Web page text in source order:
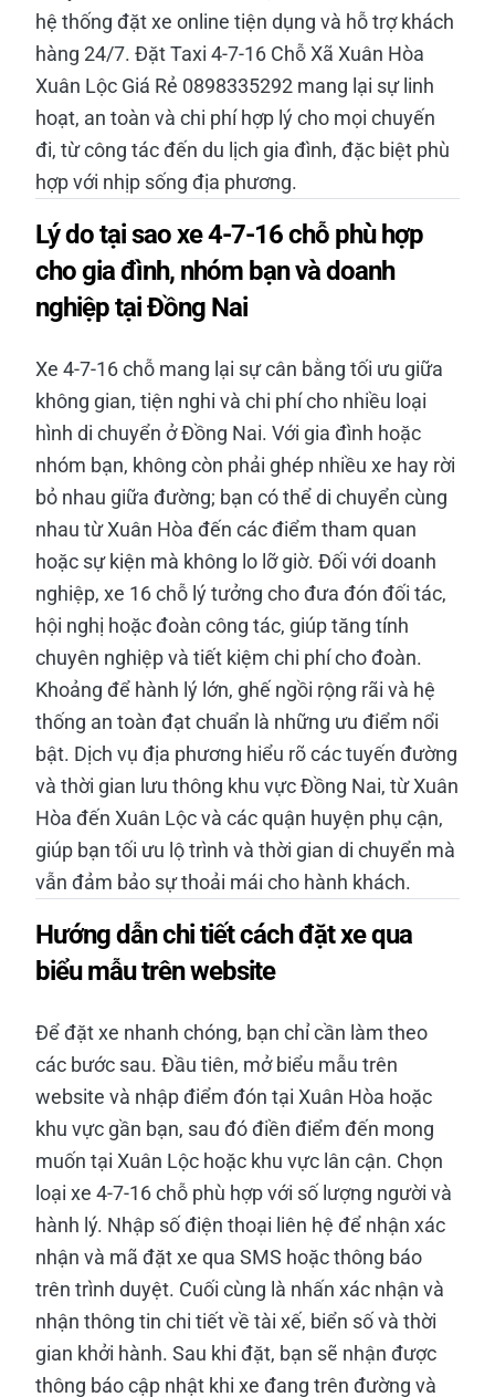
hệ thống đặt xe online tiện dụng và hỗ trợ khách
hàng 24/7. Đặt Taxi 4-7-16 Chỗ Xã Xuân Hòa
Xuân Lộc Giá Rẻ 0898335292 mang lại sự linh
hoạt, an toàn và chi phí hợp lý cho mọi chuyến
đi, từ công tác đến du lịch gia đình, đặc biệt phù
hợp với nhịp sống địa phương.
Lý do tại sao xe 4-7-16 chỗ phù hợp
cho gia đình, nhóm bạn và doanh
nghiệp tại Đồng Nai
Xe 4-7-16 chỗ mang lại sự cân bằng tối ưu giữa
không gian, tiện nghi và chi phí cho nhiều loại
hình di chuyển ở Đồng Nai. Với gia đình hoặc
nhóm bạn, không còn phải ghép nhiều xe hay rời
bỏ nhau giữa đường; bạn có thể di chuyển cùng
nhau từ Xuân Hòa đến các điểm tham quan
hoặc sự kiện mà không lo lỡ giờ. Đối với doanh
nghiệp, xe 16 chỗ lý tưởng cho đưa đón đối tác,
hội nghị hoặc đoàn công tác, giúp tăng tính
chuyên nghiệp và tiết kiệm chi phí cho đoàn.
Khoảng để hành lý lớn, ghế ngồi rộng rãi và hệ
thống an toàn đạt chuẩn là những ưu điểm nổi
bật. Dịch vụ địa phương hiểu rõ các tuyến đường
và thời gian lưu thông khu vực Đồng Nai, từ Xuân
Hòa đến Xuân Lộc và các quận huyện phụ cận,
giúp bạn tối ưu lộ trình và thời gian di chuyển mà
vẫn đảm bảo sự thoải mái cho hành khách.
Hướng dẫn chi tiết cách đặt xe qua
biểu mẫu trên website
Để đặt xe nhanh chóng, bạn chỉ cần làm theo
các bước sau. Đầu tiên, mở biểu mẫu trên
website và nhập điểm đón tại Xuân Hòa hoặc
khu vực gần bạn, sau đó điền điểm đến mong
muốn tại Xuân Lộc hoặc khu vực lân cận. Chọn
loại xe 4-7-16 chỗ phù hợp với số lượng người và
hành lý. Nhập số điện thoại liên hệ để nhận xác
nhận và mã đặt xe qua SMS hoặc thông báo
trên trình duyệt. Cuối cùng là nhấn xác nhận và
nhận thông tin chi tiết về tài xế, biển số và thời
gian khởi hành. Sau khi đặt, bạn sẽ nhận được
thông báo cập nhật khi xe đang trên đường và